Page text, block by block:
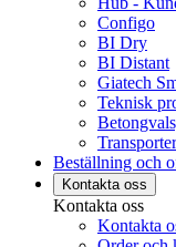
Configo
BI Dry
BI Distant
Giatech
Teknisk
Transporter
Beställning och
Kontakta oss
Kontakta oss
Kontakta